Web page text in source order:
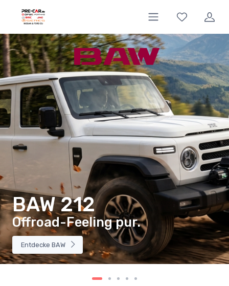
BAW 212
Offroad-Feeling pur.
Entdecke BAW